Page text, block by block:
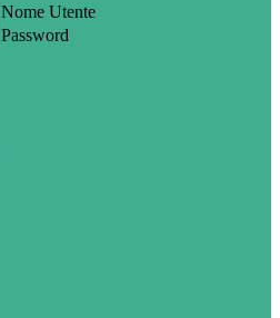
Nome Utente
Password